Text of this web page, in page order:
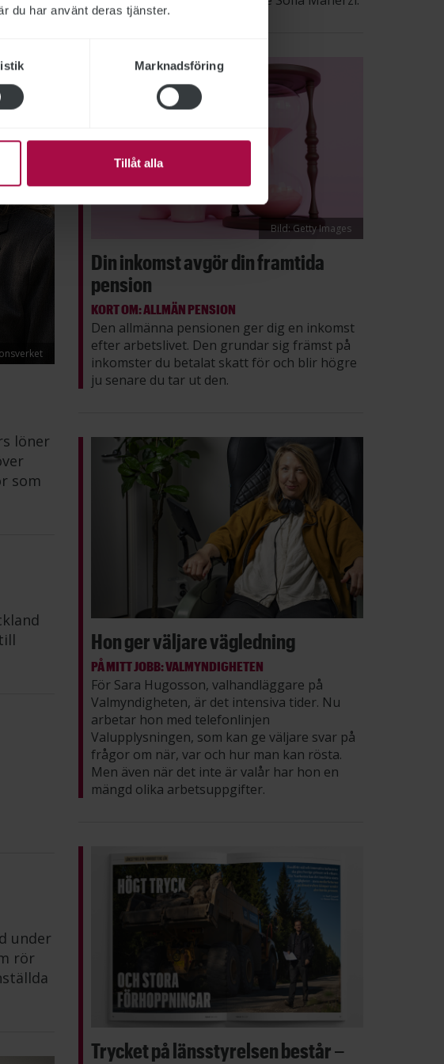
du har använt deras tjänster.
Marknadsföring
Tillåt alla
löner
som
under
rör
Bild: Getty Images
Din inkomst avgör din framtida
pension
KORT OM: ALLMÄN PENSION
Den allmänna pensionen ger dig en inkomst
efter arbetslivet. Den grundar sig främst på
inkomster du betalat skatt för och blir högre
ju senare du tar ut den.
Hon ger väljare vägledning
PÅ MITT JOBB: VALMYNDIGHETEN
För Sara Hugosson, valhandläggare på
Valmyndigheten, är det intensiva tider. Nu
arbetar hon med telefonlinjen
Valupplysningen, som kan ge väljare svar på
frågor om när, var och hur man kan rösta.
Men även när det inte är valår har hon en
mängd olika arbetsuppgifter.
Trycket på länsstyrelsen består –